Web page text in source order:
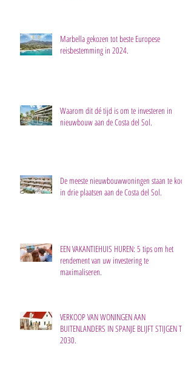
Marbella gekozen tot beste Europese
reisbestemming in 2024.
Waarom dit dé tijd is om te investeren in
nieuwbouw aan de Costa del Sol.
De meeste nieuwbouwwoningen staan te koop
in drie plaatsen aan de Costa del Sol.
EEN VAKANTIEHUIS HUREN: 5 tips om het
rendement van uw investering te
maximaliseren.
VERKOOP VAN WONINGEN AAN
BUITENLANDERS IN SPANJE BLIJFT STIJGEN TOT
2030.